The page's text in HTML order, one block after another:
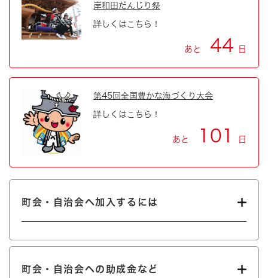
岸和田だんじり祭
詳しくはこちら！
あと 44 日
第45回全国豊かな海づくり大会
詳しくはこちら！
あと 101 日
町会・自治会へ加入するには
町会・自治会への助成金など